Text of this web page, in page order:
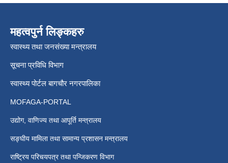
महत्वपुर्न लिङ्कहरु
स्वास्थ्य तथा जनसंख्या मन्त्रालय
सूचना प्रविधि विभाग
स्वास्थ्य पोर्टल बागचौर नगरपालिका
MOFAGA-PORTAL
उद्योग, वाणिज्य तथा आपूर्ति मन्त्रालय
सङ्घीय मामिला तथा सामान्य प्रशासन मन्त्रालय
राष्ट्रिय परिचयपत्र तथा पन्जिकरण विभाग